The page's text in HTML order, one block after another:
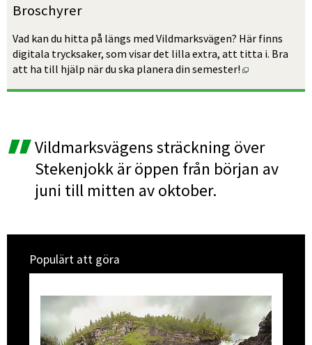
Broschyrer
Vad kan du hitta på längs med Vildmarksvägen? Här finns
digitala trycksaker, som visar det lilla extra, att titta i. Bra
att ha till hjälp när du ska planera din semester!
Vildmarksvägens sträckning över
Stekenjokk är öppen från början av
juni till mitten av oktober.
Populärt att göra